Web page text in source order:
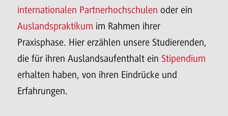
internationalen Partnerhochschulen oder ein
Auslandspraktikum im Rahmen ihrer
Praxisphase. Hier erzählen unsere Studierenden,
die für ihren Auslandsaufenthalt ein Stipendium
erhalten haben, von ihren Eindrücke und
Erfahrungen.